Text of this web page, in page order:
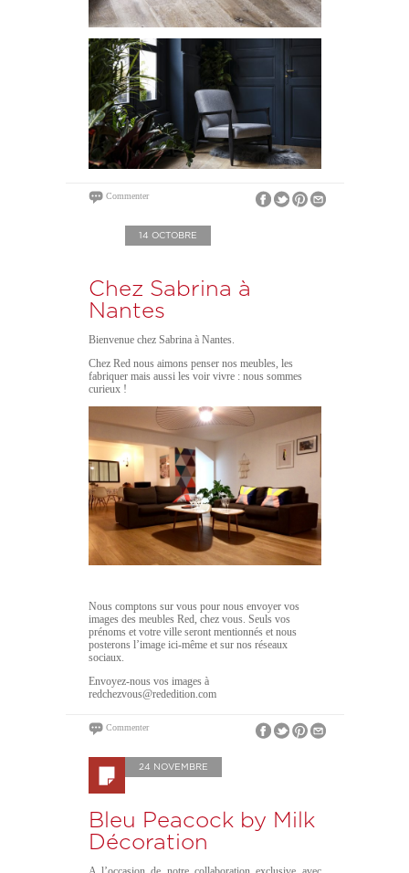
Commenter
14 OCTOBRE
Chez Sabrina à
Nantes
Bienvenue chez Sabrina à Nantes.
Chez Red nous aimons penser nos meubles, les
fabriquer mais aussi les voir vivre : nous sommes
curieux !
Nous comptons sur vous pour nous envoyer vos
images des meubles Red, chez vous. Seuls vos
prénoms et votre ville seront mentionnés et nous
posterons l’image ici-même et sur nos réseaux
sociaux.
Envoyez-nous vos images à
redchezvous@rededition.com
Commenter
24 NOVEMBRE
Bleu Peacock by Milk
Décoration